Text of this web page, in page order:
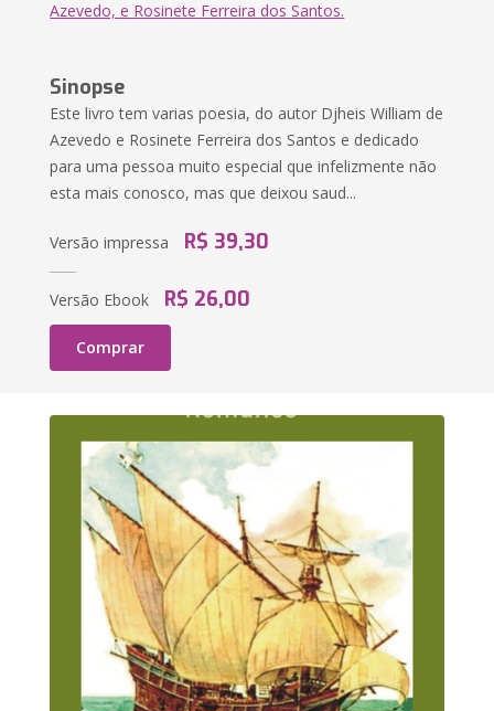
Azevedo, e Rosinete Ferreira dos Santos.
Sinopse
Este livro tem varias poesia, do autor Djheis William de
Azevedo e Rosinete Ferreira dos Santos e dedicado
para uma pessoa muito especial que infelizmente não
esta mais conosco, mas que deixou saud...
Versão impressa R$ 39,30
Versão Ebook R$ 26,00
Comprar